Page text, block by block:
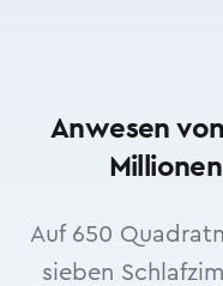
Anwesen
Auf 650
sieben